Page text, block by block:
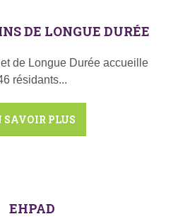
DE LONGUE DURÉE
et de Longue Durée accueille
résidants...
SAVOIR PLUS
EHPAD